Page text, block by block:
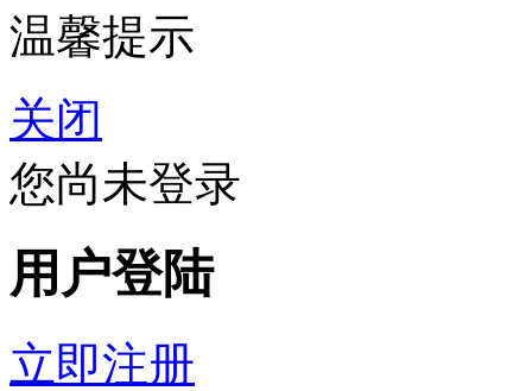
温馨提示
关闭
您尚未登录
用户登陆
立即注册